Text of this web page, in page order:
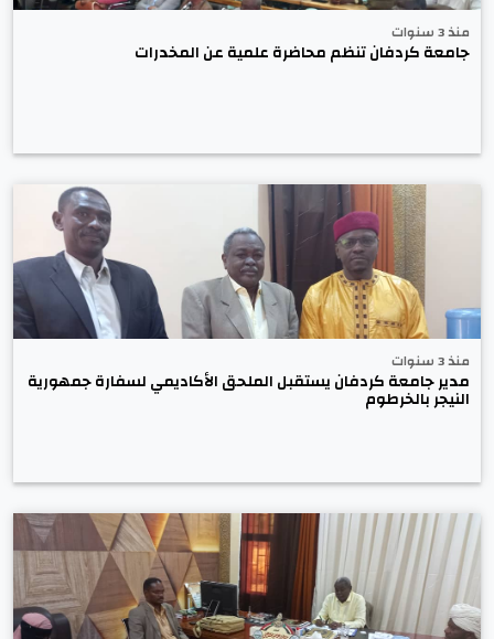
منذ 3 سنوات
جامعة كردفان تنظم محاضرة علمية عن المخدرات
منذ 3 سنوات
مدير جامعة كردفان يستقبل الملحق الأكاديمي لسفارة جمهورية
النيجر بالخرطوم